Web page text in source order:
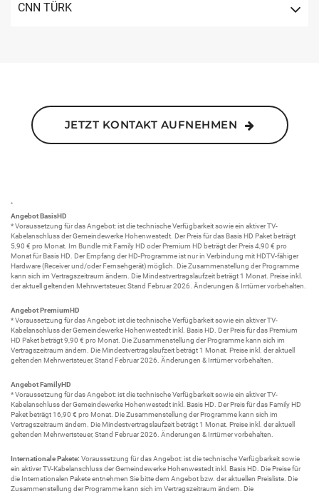
CNN TÜRK
JETZT KONTAKT AUFNEHMEN
*
Angebot BasisHD
* Voraussetzung für das Angebot: ist die technische Verfügbarkeit sowie ein aktiver TV-
Kabelanschluss der Gemeindewerke Hohenwestedt. Der Preis für das Basis HD Paket beträgt
5,90 € pro Monat. Im Bundle mit Family HD oder Premium HD beträgt der Preis 4,90 € pro
Monat für Basis HD. Der Empfang der HD-Programme ist nur in Verbindung mit HDTV-fähiger
Hardware (Receiver und/oder Fernsehgerät) möglich. Die Zusammenstellung der Programme
kann sich im Vertragszeitraum ändern. Die Mindestvertragslaufzeit beträgt 1 Monat. Preise inkl.
der aktuell geltenden Mehrwertsteuer, Stand Februar 2026. Änderungen & Irrtümer vorbehalten.
Angebot PremiumHD
* Voraussetzung für das Angebot: ist die technische Verfügbarkeit sowie ein aktiver TV-
Kabelanschluss der Gemeindewerke Hohenwestedt inkl. Basis HD. Der Preis für das Premium
HD Paket beträgt 9,90 € pro Monat. Die Zusammenstellung der Programme kann sich im
Vertragszeitraum ändern. Die Mindestvertragslaufzeit beträgt 1 Monat. Preise inkl. der aktuell
geltenden Mehrwertsteuer, Stand Februar 2026. Änderungen & Irrtümer vorbehalten.
Angebot FamilyHD
* Voraussetzung für das Angebot: ist die technische Verfügbarkeit sowie ein aktiver TV-
Kabelanschluss der Gemeindewerke Hohenwestedt inkl. Basis HD. Der Preis für das Family HD
Paket beträgt 16,90 € pro Monat. Die Zusammenstellung der Programme kann sich im
Vertragszeitraum ändern. Die Mindestvertragslaufzeit beträgt 1 Monat. Preise inkl. der aktuell
geltenden Mehrwertsteuer, Stand Februar 2026. Änderungen & Irrtümer vorbehalten.
Internationale Pakete: Voraussetzung für das Angebot: ist die technische Verfügbarkeit sowie
ein aktiver TV-Kabelanschluss der Gemeindewerke Hohenwestedt inkl. Basis HD. Die Preise für
die Internationalen Pakete entnehmen Sie bitte dem Angebot bzw. der aktuellen Preisliste. Die
Zusammenstellung der Programme kann sich im Vertragszeitraum ändern. Die